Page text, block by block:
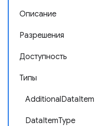
Описание
Разрешения
Доступность
Типы
AdditionalDataItem
DataItemType